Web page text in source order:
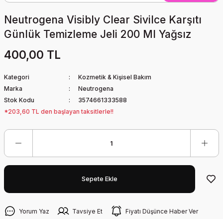
Neutrogena Visibly Clear Sivilce Karşıtı
Günlük Temizleme Jeli 200 Ml Yağsız
400,00 TL
Kategori
Kozmetik & Kişisel Bakım
Marka
Neutrogena
Stok Kodu
3574661333588
*203,60 TL den başlayan taksitlerle!!
Sepete Ekle
Yorum Yaz Tavsiye Et Fiyatı Düşünce Haber Ver